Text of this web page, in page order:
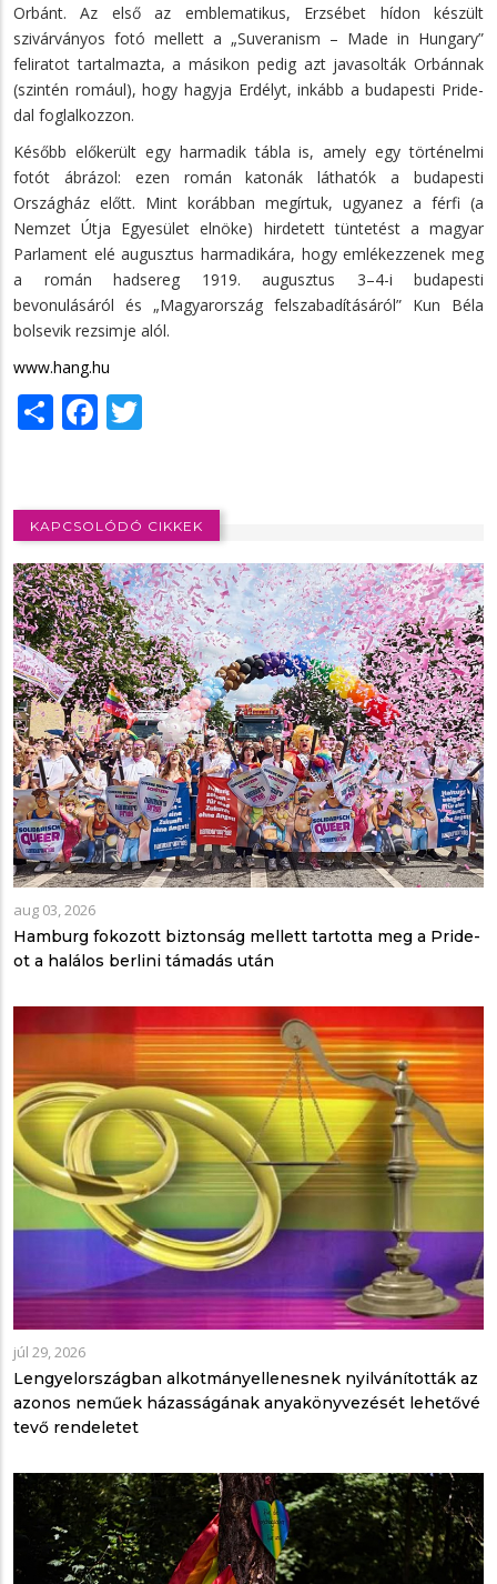
Orbánt. Az első az emblematikus, Erzsébet hídon készült
szivárványos fotó mellett a „Suveranism – Made in Hungary”
feliratot tartalmazta, a másikon pedig azt javasolták Orbánnak
(szintén romául), hogy hagyja Erdélyt, inkább a budapesti Pride-
dal foglalkozzon.
Később előkerült egy harmadik tábla is, amely egy történelmi
fotót ábrázol: ezen román katonák láthatók a budapesti
Országház előtt. Mint korábban megírtuk, ugyanez a férfi (a
Nemzet Útja Egyesület elnöke) hirdetett tüntetést a magyar
Parlament elé augusztus harmadikára, hogy emlékezzenek meg
a román hadsereg 1919. augusztus 3–4-i budapesti
bevonulásáról és „Magyarország felszabadításáról” Kun Béla
bolsevik rezsimje alól.
www.hang.hu
ShareFacebook
KAPCSOLÓDÓ CIKKEK
aug 03, 2026
Hamburg fokozott biztonság mellett tartotta meg a Pride-
ot a halálos berlini támadás után
júl 29, 2026
Lengyelországban alkotmányellenesnek nyilvánították az
azonos neműek házasságának anyakönyvezését lehetővé
tevő rendeletet